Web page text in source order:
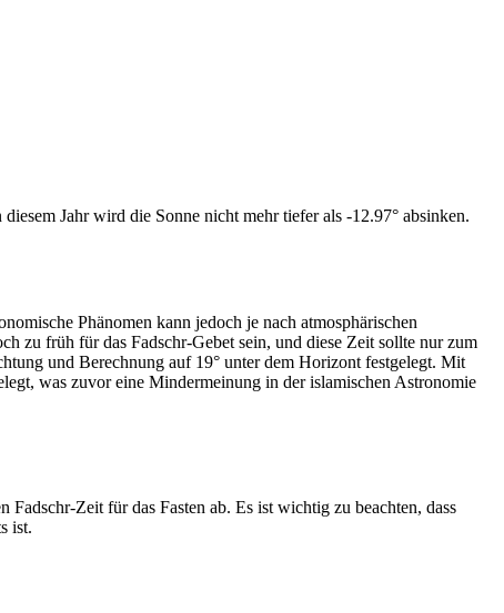
Jahr wird die Sonne nicht mehr tiefer als -12.97° absinken.
Phänomen kann jedoch je nach atmosphärischen
zu früh für das Fadschr-Gebet sein, und diese Zeit sollte nur zum
und Berechnung auf 19° unter dem Horizont festgelegt. Mit
was zuvor eine Mindermeinung in der islamischen Astronomie
Zeit für das Fasten ab. Es ist wichtig zu beachten, dass
ist.